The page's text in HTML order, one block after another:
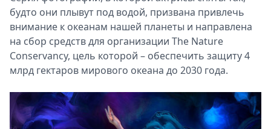
будто они плывут под водой, призвана привлечь
внимание к океанам нашей планеты и направлена ​​
на сбор средств для организации The Nature
Conservancy, цель которой – обеспечить защиту 4
млрд гектаров мирового океана до 2030 года.